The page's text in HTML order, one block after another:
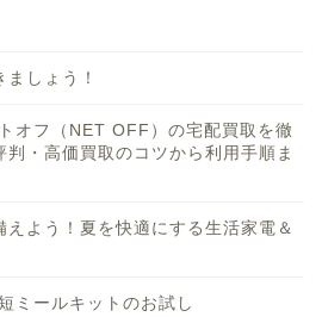
しょう！
オフ（NET OFF）の宅配買取を徹
・高価買取のコツから利用手順ま
よう！夏を快適にする生活家電＆
ミールキットのお試し